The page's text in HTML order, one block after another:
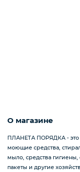
О магазине
ПЛАНЕТА ПОРЯДКА - это
моющие средства,
мыло, средства
пакеты и другие